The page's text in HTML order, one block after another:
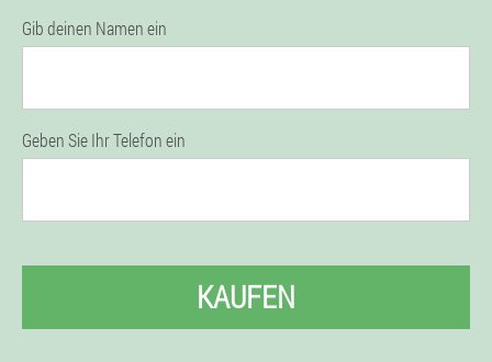
Gib deinen Namen ein
Geben Sie Ihr Telefon ein
KAUFEN